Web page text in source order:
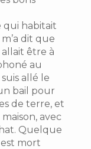
qui habitait
dit que
être à
au
allé le
bail pour
de terre, et
avec
Quelque
mort